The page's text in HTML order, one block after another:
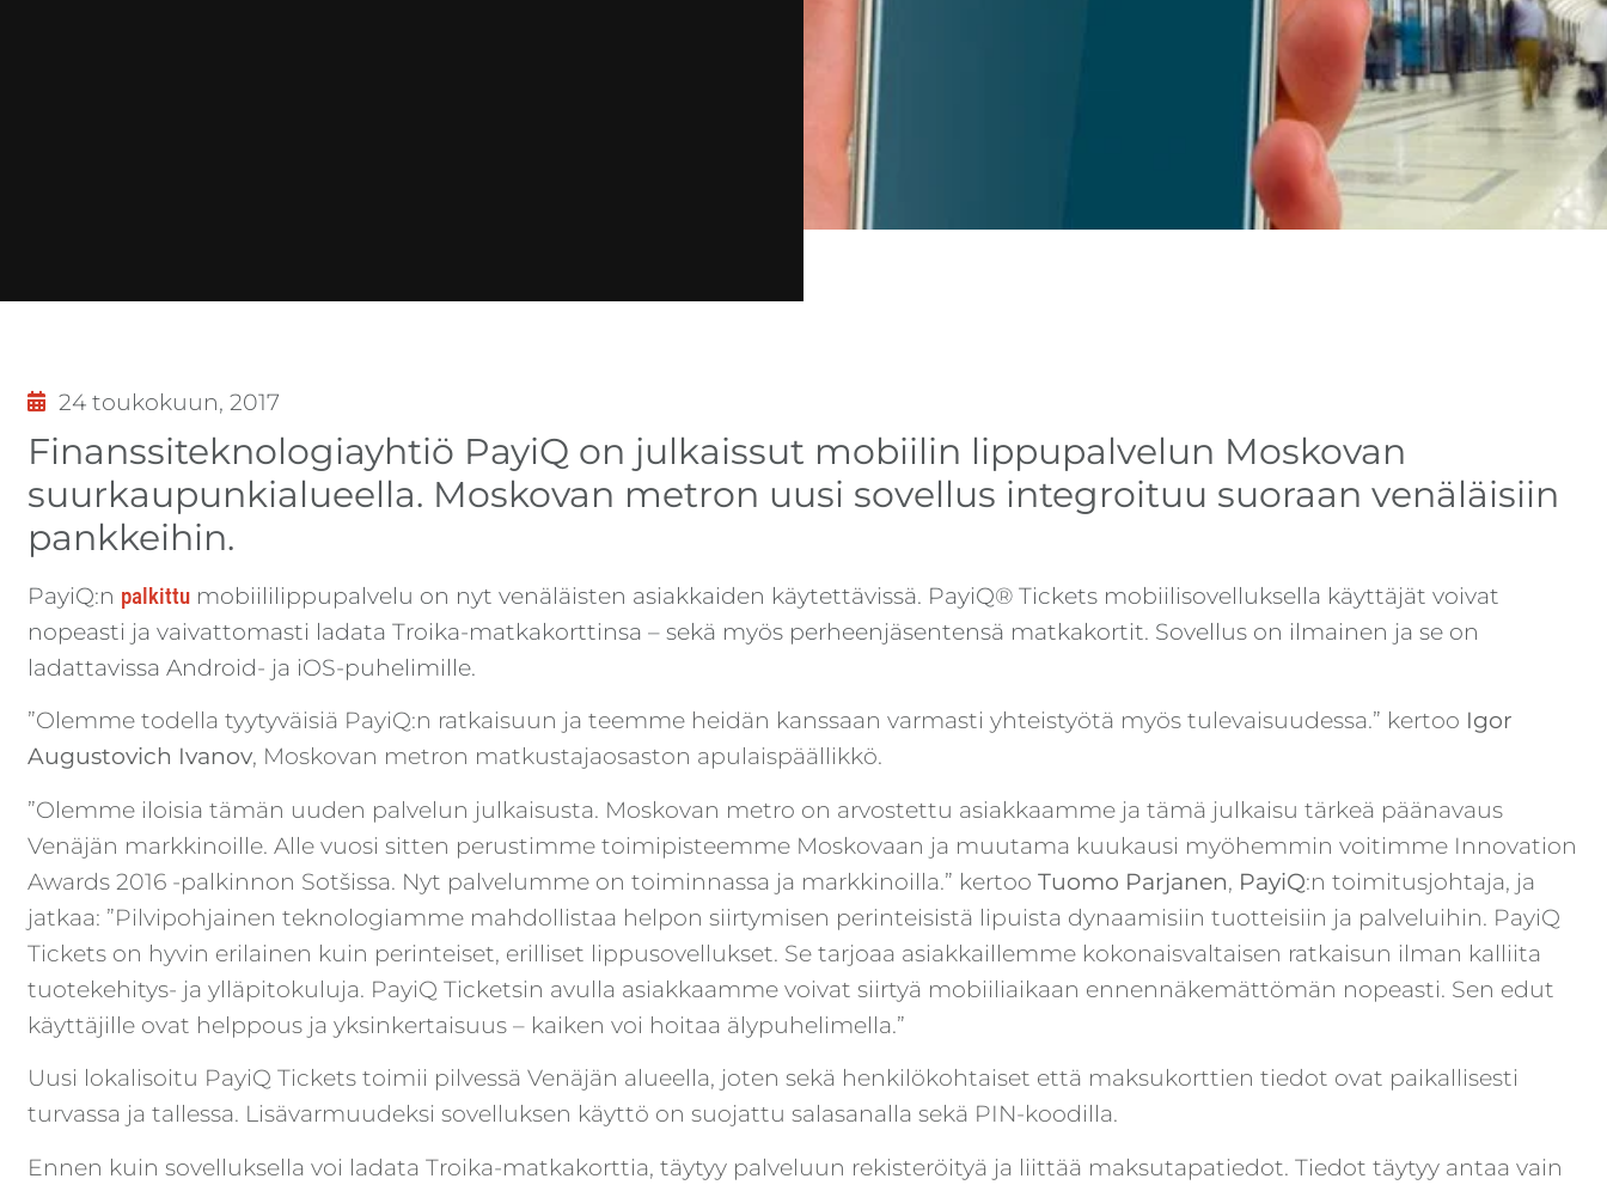
24 toukokuun, 2017
Finanssiteknologiayhtiö PayiQ on julkaissut mobiilin lippupalvelun Moskovan
suurkaupunkialueella. Moskovan metron uusi sovellus integroituu suoraan venäläisiin
pankkeihin.
PayiQ:n palkittu mobiililippupalvelu on nyt venäläisten asiakkaiden käytettävissä. PayiQ® Tickets mobiilisovelluksella käyttäjät voivat
nopeasti ja vaivattomasti ladata Troika-matkakorttinsa – sekä myös perheenjäsentensä matkakortit. Sovellus on ilmainen ja se on
ladattavissa Android- ja iOS-puhelimille.
”Olemme todella tyytyväisiä PayiQ:n ratkaisuun ja teemme heidän kanssaan varmasti yhteistyötä myös tulevaisuudessa.” kertoo Igor
Augustovich Ivanov, Moskovan metron matkustajaosaston apulaispäällikkö.
”Olemme iloisia tämän uuden palvelun julkaisusta. Moskovan metro on arvostettu asiakkaamme ja tämä julkaisu tärkeä päänavaus
Venäjän markkinoille. Alle vuosi sitten perustimme toimipisteemme Moskovaan ja muutama kuukausi myöhemmin voitimme Innovation
Awards 2016 -palkinnon Sotšissa. Nyt palvelumme on toiminnassa ja markkinoilla.” kertooTuomo Parjanen, PayiQ:n toimitusjohtaja, ja
jatkaa: ”Pilvipohjainen teknologiamme mahdollistaa helpon siirtymisen perinteisistä lipuista dynaamisiin tuotteisiin ja palveluihin. PayiQ
Tickets on hyvin erilainen kuin perinteiset, erilliset lippusovellukset. Se tarjoaa asiakkaillemme kokonaisvaltaisen ratkaisun ilman kalliita
tuotekehitys- ja ylläpitokuluja. PayiQ Ticketsin avulla asiakkaamme voivat siirtyä mobiiliaikaan ennennäkemättömän nopeasti. Sen edut
käyttäjille ovat helppous ja yksinkertaisuus – kaiken voi hoitaa älypuhelimella.”
Uusi lokalisoitu PayiQ Tickets toimii pilvessä Venäjän alueella, joten sekä henkilökohtaiset että maksukorttien tiedot ovat paikallisesti
turvassa ja tallessa. Lisävarmuudeksi sovelluksen käyttö on suojattu salasanalla sekä PIN-koodilla.
Ennen kuin sovelluksella voi ladata Troika-matkakorttia, täytyy palveluun rekisteröityä ja liittää maksutapatiedot. Tiedot täytyy antaa vain